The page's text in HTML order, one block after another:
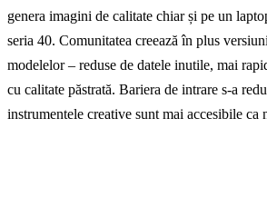
genera imagini de calitate chiar și pe un
seria 40. Comunitatea creează în plus
modelelor – reduse de datele inutile, mai
cu calitate păstrată. Bariera de intrare s-a
instrumentele creative sunt mai accesibile ca